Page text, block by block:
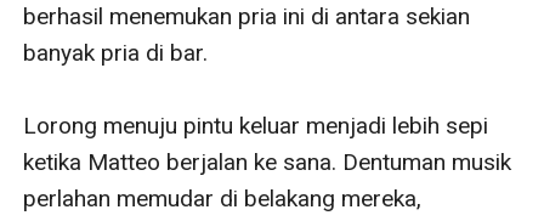
berhasil menemukan pria ini di antara sekian
banyak pria di bar.
Lorong menuju pintu keluar menjadi lebih sepi
ketika Matteo berjalan ke sana. Dentuman musik
perlahan memudar di belakang mereka,